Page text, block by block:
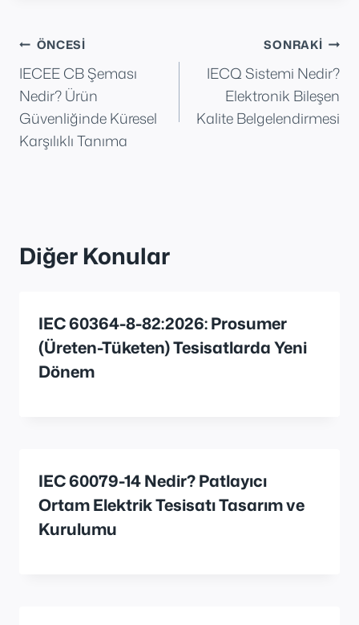
Yazı
gezinmesi
ÖNCESI
IECEE CB Şeması
Nedir? Ürün
Güvenliğinde Küresel
Karşılıklı Tanıma
SONRAKI
IECQ Sistemi Nedir?
Elektronik Bileşen
Kalite Belgelendirmesi
Diğer Konular
IEC 60364-8-82:2026: Prosumer
(Üreten-Tüketen) Tesisatlarda Yeni
Dönem
IEC 60079-14 Nedir? Patlayıcı
Ortam Elektrik Tesisatı Tasarım ve
Kurulumu